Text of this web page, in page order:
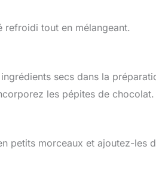
refroidi tout en mélangeant.
secs dans la
les pépites de chocolat.
petits morceaux et ajoutez-les